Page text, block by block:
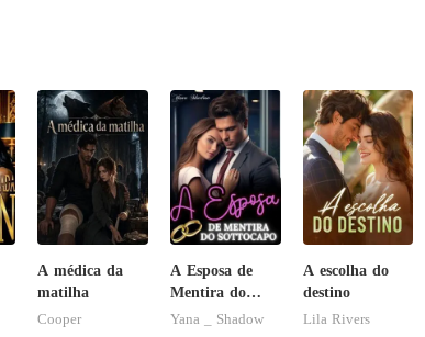
A médica da
matilha
Cooper
A Esposa de
Mentira do
Sottocapo
Yana _ Shadow
A escolha do
destino
Lila Rivers